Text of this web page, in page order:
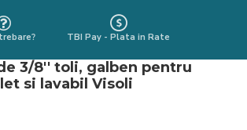
TBI Pay - Plata in Rate
3/8'' toli, galben pentru
si lavabil Visoli